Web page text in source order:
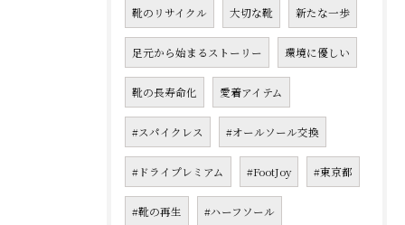
靴のリサイクル 大切な靴 新たな一歩
足元から始まるストーリー 環境に優しい
靴の長寿命化 愛着アイテム
#スパイクレス #オールソール交換
#ドライプレミアム #FootJoy #東京都
#靴の再生 #ハーフソール